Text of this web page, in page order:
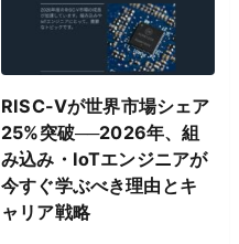
RISC-Vが世界市場シェア
25%突破──2026年、組
み込み・IoTエンジニアが
今すぐ学ぶべき理由とキ
ャリア戦略